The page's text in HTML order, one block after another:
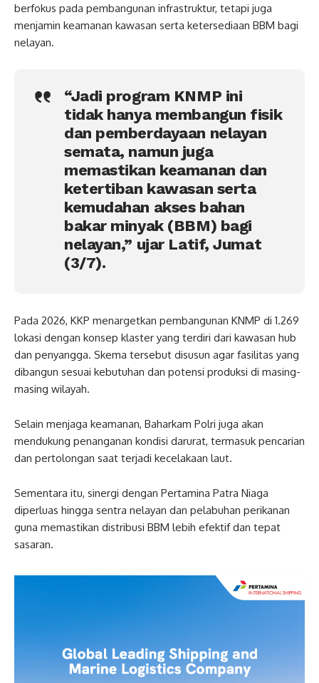
berfokus pada pembangunan infrastruktur, tetapi juga
menjamin keamanan kawasan serta ketersediaan BBM bagi
nelayan.
“Jadi program KNMP ini
tidak hanya membangun fisik
dan pemberdayaan nelayan
semata, namun juga
memastikan keamanan dan
ketertiban kawasan serta
kemudahan akses bahan
bakar minyak (BBM) bagi
nelayan,” ujar Latif, Jumat
(3/7).
Pada 2026, KKP menargetkan pembangunan KNMP di 1.269
lokasi dengan konsep klaster yang terdiri dari kawasan hub
dan penyangga. Skema tersebut disusun agar fasilitas yang
dibangun sesuai kebutuhan dan potensi produksi di masing-
masing wilayah.
Selain menjaga keamanan, Baharkam Polri juga akan
mendukung penanganan kondisi darurat, termasuk pencarian
dan pertolongan saat terjadi kecelakaan laut.
Sementara itu, sinergi dengan Pertamina Patra Niaga
diperluas hingga sentra nelayan dan pelabuhan perikanan
guna memastikan distribusi BBM lebih efektif dan tepat
sasaran.